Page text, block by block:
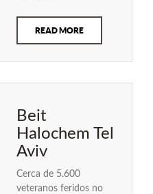
READ MORE
Beit
Halochem Tel
Aviv
Cerca de 5.600
veteranos feridos no